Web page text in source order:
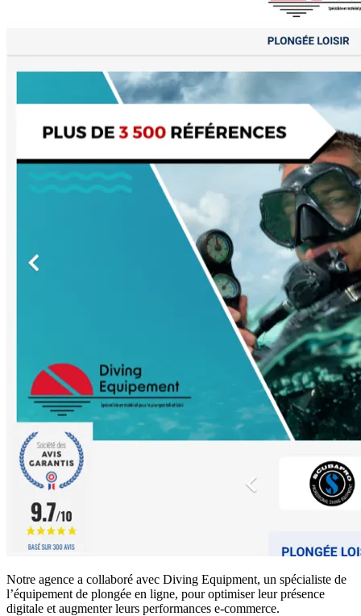
Notre agence a collaboré avec Diving Equipment, un spécialiste de
l’équipement de plongée en ligne, pour optimiser leur présence
digitale et augmenter leurs performances e-commerce.